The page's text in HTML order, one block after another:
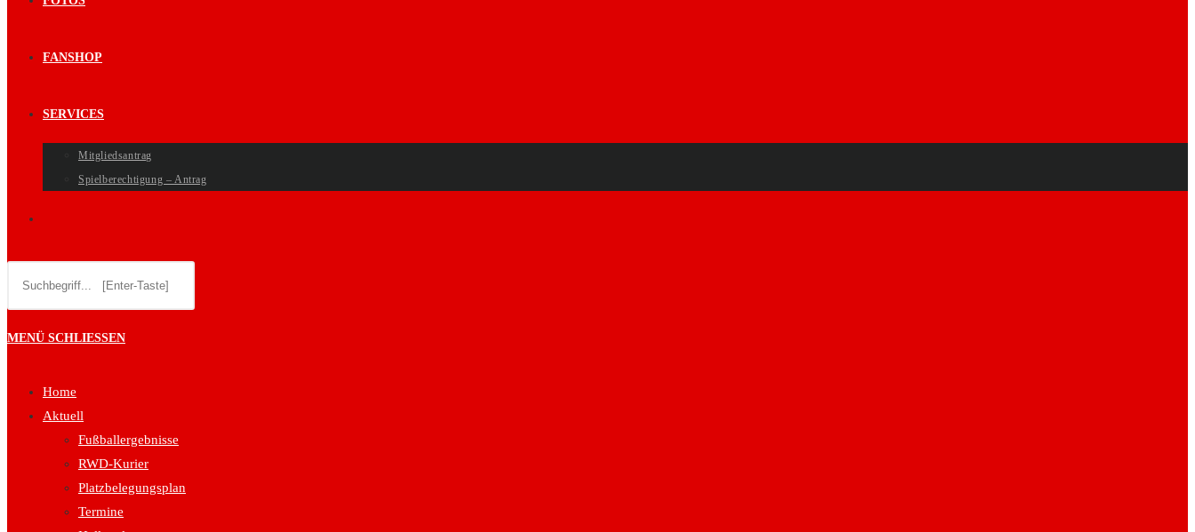
FANSHOP
SERVICES
Mitgliedsantrag
Spielberechtigung – Antrag
UMSCHALTEN
MENÜ SCHLIESSEN
Home
Aktuell
Fußballergebnisse
RWD-Kurier
Platzbelegungsplan
Termine